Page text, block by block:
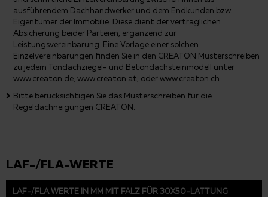
ausführendem Dachhandwerker und dem Endkunden bzw.
Eigentümer der Immobilie. Diese dient der vertraglichen
Absicherung beider Parteien, ergänzend zur
Leistungsvereinbarung. Eine Vorlage einer solchen
Einzelvereinbarungen finden Sie in den CREATON Musterschreiben
zu jedem Tondachziegel- und Betondachsteinmodell unter
www.creaton.de, www.creaton.at, oder www.creaton.ch
Bitte berücksichtigen Sie das Musterschreiben für die
Regeldachneigungen CREATON.
LAF-/FLA-WERTE
LAF-/FLA WERTE IN MM MIT FALZ FÜR 30X50-LATTUNG